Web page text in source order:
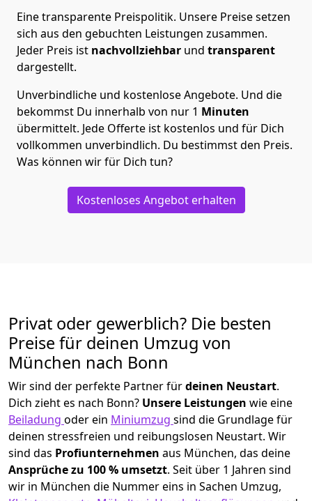
Eine transparente Preispolitik. Unsere Preise setzen
sich aus den gebuchten Leistungen zusammen.
Jeder Preis ist nachvollziehbar und transparent
dargestellt.
Unverbindliche und kostenlose Angebote. Und die
bekommst Du innerhalb von nur 1 Minuten
übermittelt. Jede Offerte ist kostenlos und für Dich
vollkommen unverbindlich. Du bestimmst den Preis.
Was können wir für Dich tun?
Kostenloses Angebot erhalten
Privat oder gewerblich? Die besten
Preise für deinen Umzug von
München nach Bonn
Wir sind der perfekte Partner fürdeinen Neustart.
Dich zieht es nach Bonn? Unsere Leistungen wie eine
Beiladung oder ein Miniumzug sind die Grundlage für
deinen stressfreien und reibungslosen Neustart. Wir
sind das Profiunternehmen aus München, das deine
Ansprüche zu 100 % umsetzt. Seit über 1 Jahren sind
wir in München die Nummer eins in Sachen Umzug,